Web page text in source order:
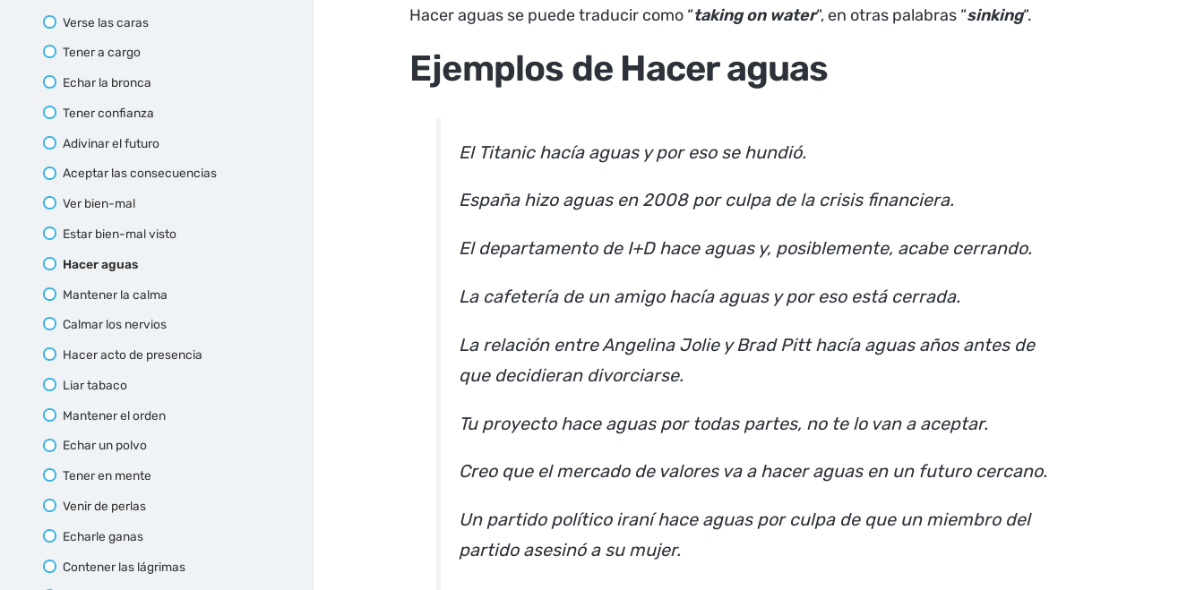
Verse las caras
Tener a cargo
Echar la bronca
Tener confianza
Adivinar el futuro
Aceptar las consecuencias
Ver bien-mal
Estar bien-mal visto
Hacer aguas
Mantener la calma
Calmar los nervios
Hacer acto de presencia
Liar tabaco
Mantener el orden
Echar un polvo
Tener en mente
Venir de perlas
Echarle ganas
Contener las lágrimas
Hacer aguas se puede traducir como “taking on water“, en otras palabras “sinking“.
Ejemplos de Hacer aguas
El Titanic hacía aguas y por eso se hundió.
España hizo aguas en 2008 por culpa de la crisis financiera.
El departamento de I+D hace aguas y, posiblemente, acabe cerrando.
La cafetería de un amigo hacía aguas y por eso está cerrada.
La relación entre Angelina Jolie y Brad Pitt hacía aguas años antes de
que decidieran divorciarse.
Tu proyecto hace aguas por todas partes, no te lo van a aceptar.
Creo que el mercado de valores va a hacer aguas en un futuro cercano.
Un partido político iraní hace aguas por culpa de que un miembro del
partido asesinó a su mujer.